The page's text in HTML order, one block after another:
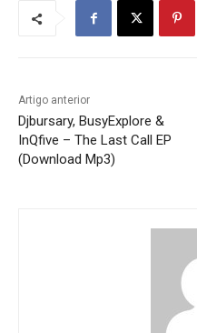
Artigo anterior
Djbursary, BusyExplore &
InQfive – The Last Call EP
(Download Mp3)